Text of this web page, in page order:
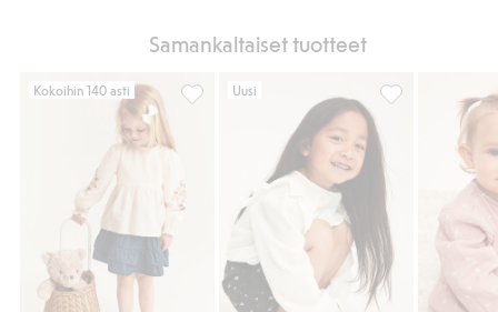
Samankaltaiset tuotteet
Kokoihin 140 asti
Kudottu paitapusero
Uusi
Röyhelöpaita